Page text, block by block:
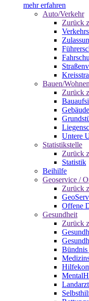
mehr erfahren
Auto/Verkehr
Zurück
Bauen/
Zurück
Untere
Statistikstelle
Zurück
Statistik
Beihilfe
Geoservice /
Zurück
Offene
Gesundheit
Zurück
Bündnis